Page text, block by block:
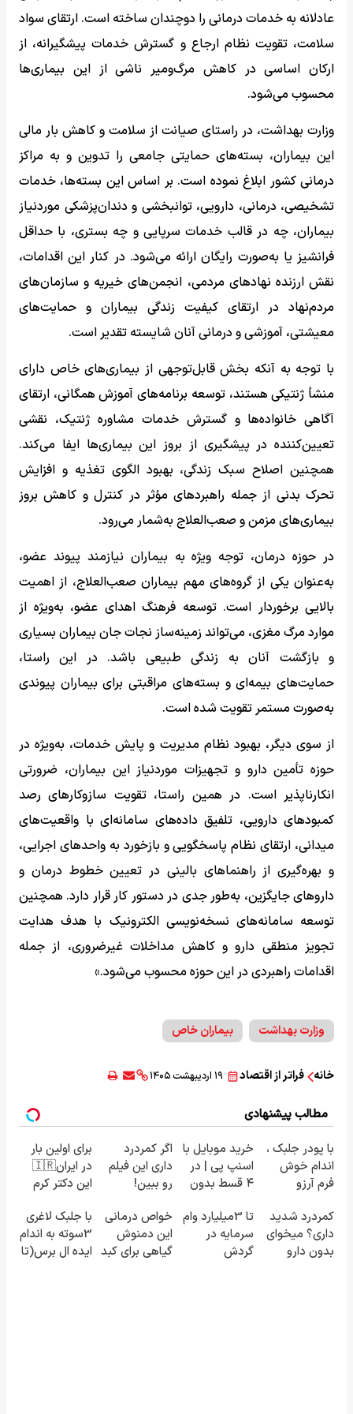
عادلانه به خدمات درمانی را دوچندان ساخته است. ارتقای سواد
سلامت، تقویت نظام ارجاع و گسترش خدمات پیشگیرانه، از
ارکان اساسی در کاهش مرگ‌ومیر ناشی از این بیماری‌ها
محسوب می‌شود.
وزارت بهداشت، در راستای صیانت از سلامت و کاهش بار مالی
این بیماران، بسته‌های حمایتی جامعی را تدوین و به مراکز
درمانی کشور ابلاغ نموده است. بر اساس این بسته‌ها، خدمات
تشخیصی، درمانی، دارویی، توانبخشی و دندان‌پزشکی موردنیاز
بیماران، چه در قالب خدمات سرپایی و چه بستری، با حداقل
فرانشیز یا به‌صورت رایگان ارائه می‌شود. در کنار این اقدامات،
نقش ارزنده نهادهای مردمی، انجمن‌های خیریه و سازمان‌های
مردم‌نهاد در ارتقای کیفیت زندگی بیماران و حمایت‌های
معیشتی، آموزشی و درمانی آنان شایسته تقدیر است.
با توجه به آنکه بخش قابل‌توجهی از بیماری‌های خاص دارای
منشأ ژنتیکی هستند، توسعه برنامه‌های آموزش همگانی، ارتقای
آگاهی خانواده‌ها و گسترش خدمات مشاوره ژنتیک، نقشی
تعیین‌کننده در پیشگیری از بروز این بیماری‌ها ایفا می‌کند.
همچنین اصلاح سبک زندگی، بهبود الگوی تغذیه و افزایش
تحرک بدنی از جمله راهبردهای مؤثر در کنترل و کاهش بروز
بیماری‌های مزمن و صعب‌العلاج به‌شمار می‌رود.
در حوزه درمان، توجه ویژه به بیماران نیازمند پیوند عضو،
به‌عنوان یکی از گروه‌های مهم بیماران صعب‌العلاج، از اهمیت
بالایی برخوردار است. توسعه فرهنگ اهدای عضو، به‌ویژه از
موارد مرگ مغزی، می‌تواند زمینه‌ساز نجات جان بیماران بسیاری
و بازگشت آنان به زندگی طبیعی باشد. در این راستا،
حمایت‌های بیمه‌ای و بسته‌های مراقبتی برای بیماران پیوندی
به‌صورت مستمر تقویت شده است.
از سوی دیگر، بهبود نظام مدیریت و پایش خدمات، به‌ویژه در
حوزه تأمین دارو و تجهیزات موردنیاز این بیماران، ضرورتی
انکارناپذیر است. در همین راستا، تقویت سازوکارهای رصد
کمبودهای دارویی، تلفیق داده‌های سامانه‌ای با واقعیت‌های
میدانی، ارتقای نظام پاسخگویی و بازخورد به واحدهای اجرایی،
و بهره‌گیری از راهنماهای بالینی در تعیین خطوط درمان و
داروهای جایگزین، به‌طور جدی در دستور کار قرار دارد. همچنین
توسعه سامانه‌های نسخه‌نویسی الکترونیک با هدف هدایت
تجویز منطقی دارو و کاهش مداخلات غیرضروری، از جمله
اقدامات راهبردی در این حوزه محسوب می‌شود.»
وزارت بهداشت بیماران خاص
خانه فراتر از اقتصاد ۱۹ اردیبهشت ۱۴۰۵
مطالب پیشنهادی
با پودر جلبک ،
اندام خوش
فرم آرزو
کیلو کاهش
وزن در یک
ماه)
خرید موبایل با
اسنپ پی | در
۴ قسط بدون
اگر کمردرد
داری این فیلم
رو ببین!
رو پر کن◖
برای اولین بار
در ایران🇮🇷
این دکتر کرم
23 روزه
ساخت!
کمردرد شدید
داری؟ میخوای
بدون دارو
تا 3میلیارد وام
سرمایه در
گردش
خواص درمانی
این دمنوش
گیاهی برای کبد
با جلبک لاغری
3سوته به اندام
ایده ال برس(تا